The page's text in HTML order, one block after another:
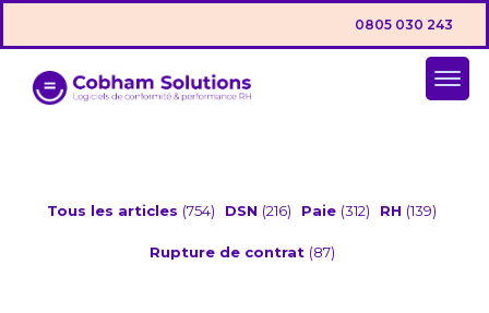
0805 030 243
Tous les articles (754) DSN (216) Paie (312) RH (139)
Rupture de contrat (87)